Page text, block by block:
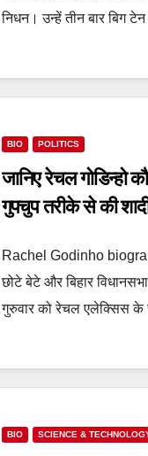
निधन। उन्हें तीन बार बिग
BIO POLITICS
जानिए रेचल गोडिन्हो
गुपचुप तरीके से की
Rachel Godinho
छोटे बेटे और बिहार
गुरुवार को रेचल एलेक्सिस
BIO SCIENCE &